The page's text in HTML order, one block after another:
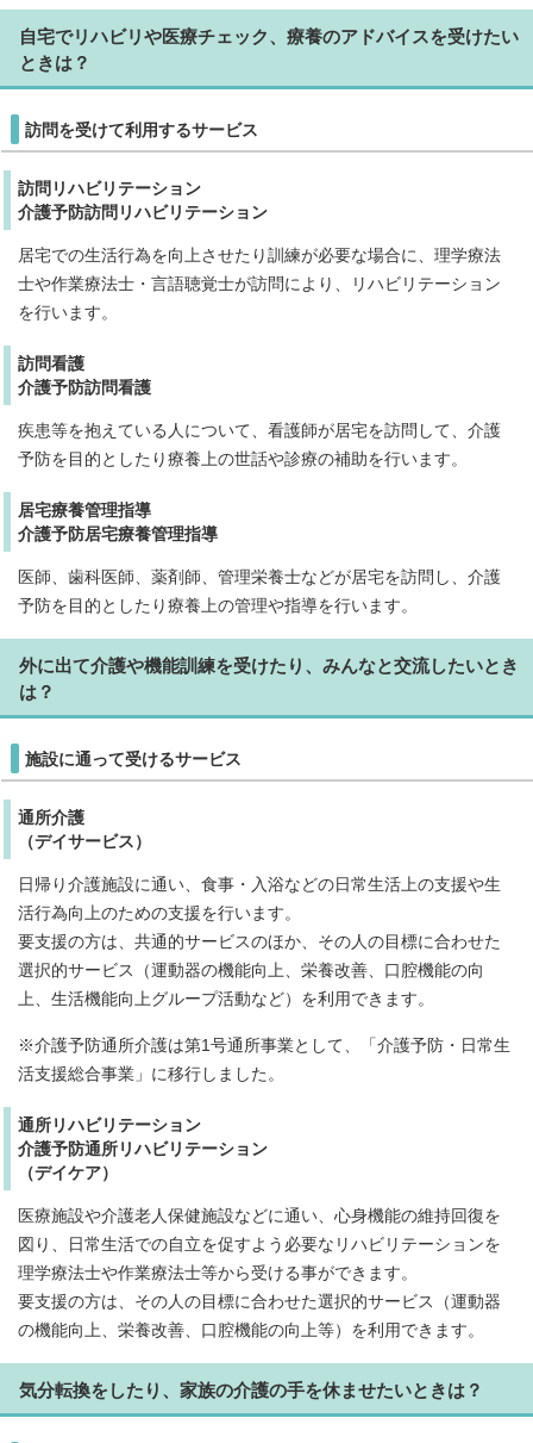
自宅でリハビリや医療チェック、療養のアドバイスを受けたい
ときは？
訪問を受けて利用するサービス
訪問リハビリテーション
介護予防訪問リハビリテーション
居宅での生活行為を向上させたり訓練が必要な場合に、理学療法
士や作業療法士・言語聴覚士が訪問により、リハビリテーション
を行います。
訪問看護
介護予防訪問看護
疾患等を抱えている人について、看護師が居宅を訪問して、介護
予防を目的としたり療養上の世話や診療の補助を行います。
居宅療養管理指導
介護予防居宅療養管理指導
医師、歯科医師、薬剤師、管理栄養士などが居宅を訪問し、介護
予防を目的としたり療養上の管理や指導を行います。
外に出て介護や機能訓練を受けたり、みんなと交流したいとき
は？
施設に通って受けるサービス
通所介護
（デイサービス）
日帰り介護施設に通い、食事・入浴などの日常生活上の支援や生
活行為向上のための支援を行います。
要支援の方は、共通的サービスのほか、その人の目標に合わせた
選択的サービス（運動器の機能向上、栄養改善、口腔機能の向
上、生活機能向上グループ活動など）を利用できます。
※介護予防通所介護は第1号通所事業として、「介護予防・日常生
活支援総合事業」に移行しました。
通所リハビリテーション
介護予防通所リハビリテーション
（デイケア）
医療施設や介護老人保健施設などに通い、心身機能の維持回復を
図り、日常生活での自立を促すよう必要なリハビリテーションを
理学療法士や作業療法士等から受ける事ができます。
要支援の方は、その人の目標に合わせた選択的サービス（運動器
の機能向上、栄養改善、口腔機能の向上等）を利用できます。
気分転換をしたり、家族の介護の手を休ませたいときは？